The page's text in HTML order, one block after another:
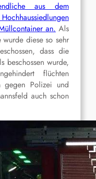
aus dem
an. Als
diese so sehr
dass die
beschossen wurde,
flüchten
gegen Polizei und
auch schon